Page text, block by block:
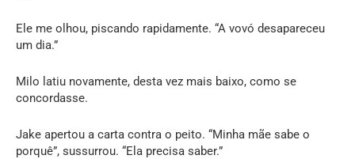
Ele me olhou, piscando rapidamente. “A vovó desapareceu
um dia.”
Milo latiu novamente, desta vez mais baixo, como se
concordasse.
Jake apertou a carta contra o peito. “Minha mãe sabe o
porquê”, sussurrou. “Ela precisa saber.”